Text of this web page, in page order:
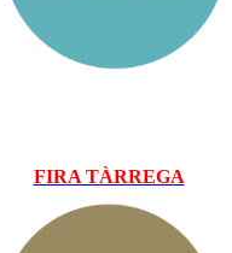
FIRA TÀRREGA